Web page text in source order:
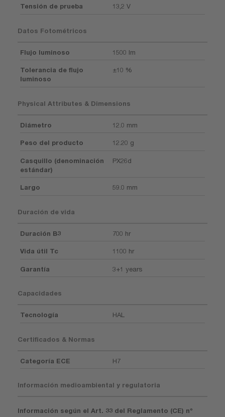
Tensión de prueba 13,2 V
Datos Fotométricos
Flujo luminoso 1500 lm
Tolerancia de flujo
luminoso
±10 %
Physical Attributes & Dimensions
Diámetro 12.0 mm
Peso del producto 12.20 g
Casquillo (denominación
estándar)
PX26d
Largo 59.0 mm
Duración de vida
Duración B3 700 hr
Vida útil Tc 1100 hr
Garantía 3+1 years
Capacidades
Tecnología HAL
Certificados & Normas
Categoría ECE H7
Información medioambiental y regulatoria
Información según el Art. 33 del Reglamento (CE) nº